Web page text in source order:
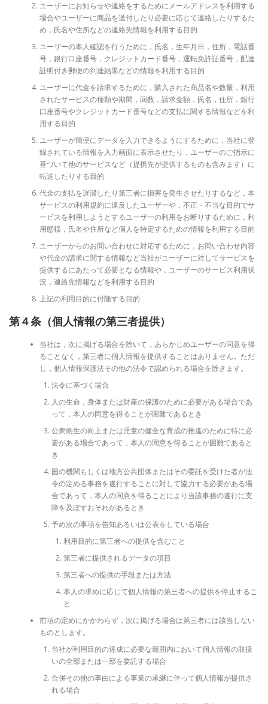
ユーザーにお知らせや連絡をするためにメールアドレスを利用する
場合やユーザーに商品を送付したり必要に応じて連絡したりするた
め，氏名や住所などの連絡先情報を利用する目的
ユーザーの本人確認を行うために，氏名，生年月日，住所，電話番
号，銀行口座番号，クレジットカード番号，運転免許証番号，配達
証明付き郵便の到達結果などの情報を利用する目的
ユーザーに代金を請求するために，購入された商品名や数量，利用
されたサービスの種類や期間，回数，請求金額，氏名，住所，銀行
口座番号やクレジットカード番号などの支払に関する情報などを利
用する目的
ユーザーが簡便にデータを入力できるようにするために，当社に登
録されている情報を入力画面に表示させたり，ユーザーのご指示に
基づいて他のサービスなど（提携先が提供するものも含みます）に
転送したりする目的
代金の支払を遅滞したり第三者に損害を発生させたりするなど，本
サービスの利用規約に違反したユーザーや，不正・不当な目的でサ
ービスを利用しようとするユーザーの利用をお断りするために，利
用態様，氏名や住所など個人を特定するための情報を利用する目的
ユーザーからのお問い合わせに対応するために，お問い合わせ内容
や代金の請求に関する情報など当社がユーザーに対してサービスを
提供するにあたって必要となる情報や，ユーザーのサービス利用状
況，連絡先情報などを利用する目的
上記の利用目的に付随する目的
第４条（個人情報の第三者提供）
当社は，次に掲げる場合を除いて，あらかじめユーザーの同意を得
ることなく，第三者に個人情報を提供することはありません。ただ
し，個人情報保護法その他の法令で認められる場合を除きます。
法令に基づく場合
人の生命，身体または財産の保護のために必要がある場合であ
って，本人の同意を得ることが困難であるとき
公衆衛生の向上または児童の健全な育成の推進のために特に必
要がある場合であって，本人の同意を得ることが困難であると
き
国の機関もしくは地方公共団体またはその委託を受けた者が法
令の定める事務を遂行することに対して協力する必要がある場
合であって，本人の同意を得ることにより当該事務の遂行に支
障を及ぼすおそれがあるとき
予め次の事項を告知あるいは公表をしている場合
利用目的に第三者への提供を含むこと
第三者に提供されるデータの項目
第三者への提供の手段または方法
本人の求めに応じて個人情報の第三者への提供を停止するこ
と
前項の定めにかかわらず，次に掲げる場合は第三者には該当しない
ものとします。
当社が利用目的の達成に必要な範囲内において個人情報の取扱
いの全部または一部を委託する場合
合併その他の事由による事業の承継に伴って個人情報が提供さ
れる場合